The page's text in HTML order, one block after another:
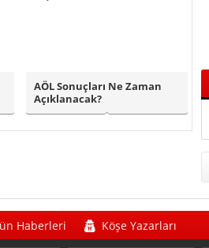
AÖL Sonuçları Ne Zaman
Açıklanacak?
Haberleri Köşe Yazarları